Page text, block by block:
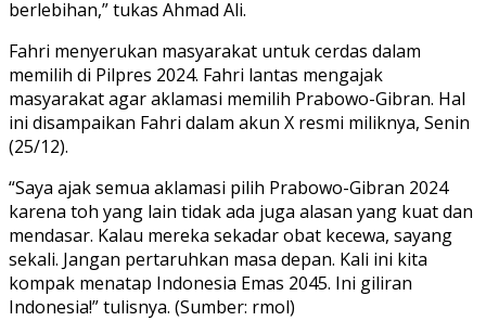
berlebihan,” tukas Ahmad Ali.
Fahri menyerukan masyarakat untuk cerdas dalam
memilih di Pilpres 2024. Fahri lantas mengajak
masyarakat agar aklamasi memilih Prabowo-Gibran. Hal
ini disampaikan Fahri dalam akun X resmi miliknya, Senin
(25/12).
“Saya ajak semua aklamasi pilih Prabowo-Gibran 2024
karena toh yang lain tidak ada juga alasan yang kuat dan
mendasar. Kalau mereka sekadar obat kecewa, sayang
sekali. Jangan pertaruhkan masa depan. Kali ini kita
kompak menatap Indonesia Emas 2045. Ini giliran
Indonesia!” tulisnya. (Sumber: rmol)